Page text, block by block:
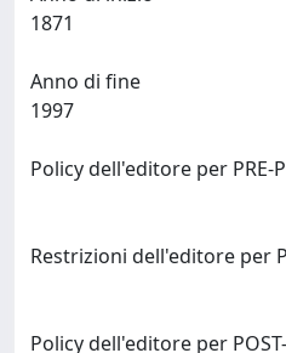
Anno di fine
Policy dell'editore per PRE-
Restrizioni dell'editore per
Policy dell'editore per